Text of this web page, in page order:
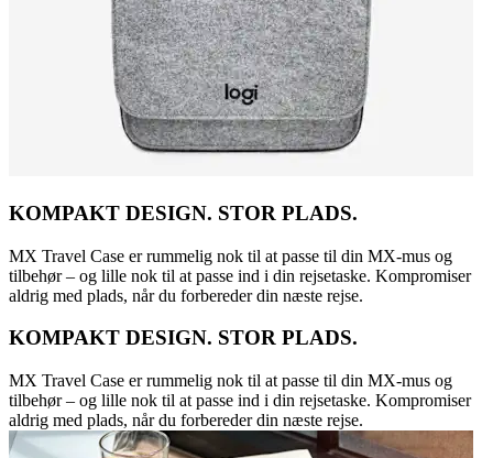
KOMPAKT DESIGN. STOR PLADS.
MX Travel Case er rummelig nok til at passe til din MX-mus og
tilbehør – og lille nok til at passe ind i din rejsetaske. Kompromiser
aldrig med plads, når du forbereder din næste rejse.
KOMPAKT DESIGN. STOR PLADS.
MX Travel Case er rummelig nok til at passe til din MX-mus og
tilbehør – og lille nok til at passe ind i din rejsetaske. Kompromiser
aldrig med plads, når du forbereder din næste rejse.